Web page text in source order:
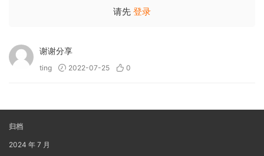
请先 登录
谢谢分享
ting 2022-07-25 0
归档
2024 年 7 月